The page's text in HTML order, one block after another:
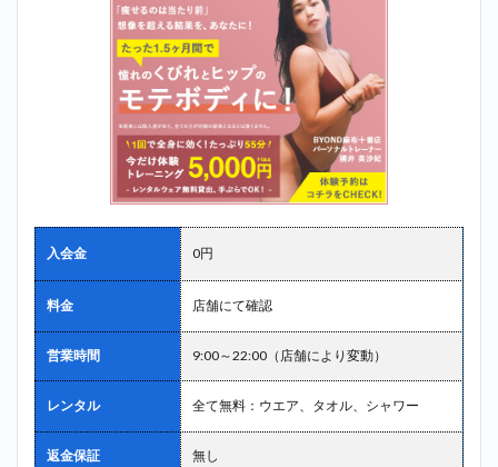
入会金 0円
料金 店舗にて確認
営業時間 9:00～22:00（店舗により変動）
レンタル 全て無料：ウエア、タオル、シャワー
返金保証 無し